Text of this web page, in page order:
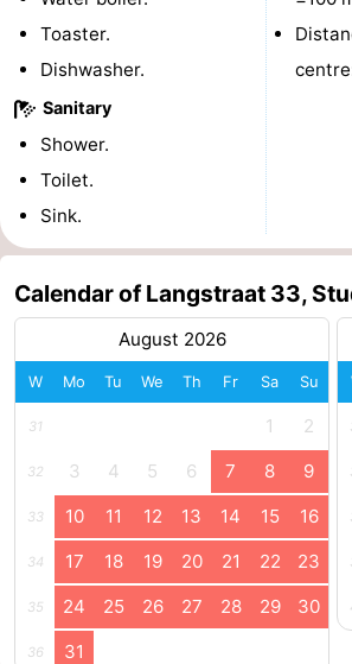
Schouwen-
Duiveland
-
Renesse
-
Bruinisse
-
Zierikzee
-
Nature
-
Haamstede
Nature
Kop
Schouwen
Walcheren
Nature
Toaster.
Dishwasher.
Sanitary
Shower.
Toilet.
Sink.
Calendar of Langstraat 33,
August 2026
W Mo Tu We Th Fr Sa Su
31 1 2
32 3 4 5 6 7 8 9
33 10 11 12 13 14 15 16
34 17 18 19 20 21 22 23
35 24 25 26 27 28 29 30
36 31